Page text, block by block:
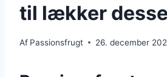
til lækker
Af Passionsfrugt 26. december